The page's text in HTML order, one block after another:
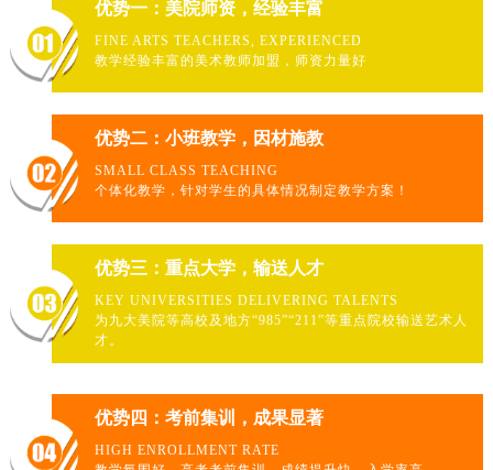
优势一：美院师资，经验丰富
FINE ARTS TEACHERS, EXPERIENCED
教学经验丰富的美术教师加盟，师资力量好
优势二：小班教学，因材施教
SMALL CLASS TEACHING
个体化教学，针对学生的具体情况制定教学方案！
优势三：重点大学，输送人才
KEY UNIVERSITIES DELIVERING TALENTS
为九大美院等高校及地方“985”“211”等重点院校输送艺术人
才。
优势四：考前集训，成果显著
HIGH ENROLLMENT RATE